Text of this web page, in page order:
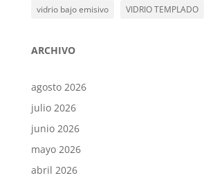
vidrio bajo emisivo
VIDRIO TEMPLADO
ARCHIVO
agosto 2026
julio 2026
junio 2026
mayo 2026
abril 2026